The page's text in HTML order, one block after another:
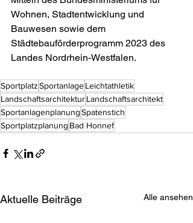
Wohnen, Stadtentwicklung und
Bauwesen sowie dem
Städtebauförderprogramm 2023 des
Landes Nordrhein-Westfalen.
SportplatzSportanlageLeichtathletik
LandschaftsarchitekturLandschaftsarchitekt
SportanlagenplanungSpatenstich
Sportplatzplanung Bad Honnef
Aktuelle Beiträge Alle ansehen